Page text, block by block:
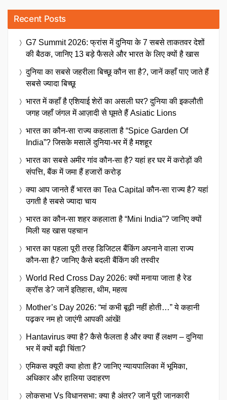
Recent Posts
G7 Summit 2026: फ्रांस में दुनिया के 7 सबसे ताकतवर देशों
की बैठक, जानिए 13 बड़े फैसले और भारत के लिए क्यों है खास
दुनिया का सबसे जहरीला बिच्छू कौन सा है?, जानें कहाँ पाए जाते हैं
सबसे ज्यादा बिच्छू
भारत में कहाँ है एशियाई शेरों का असली घर? दुनिया की इकलौती
जगह जहाँ जंगल में आज़ादी से घूमते हैं Asiatic Lions
भारत का कौन-सा राज्य कहलाता है “Spice Garden Of
India”? जिसके मसालें दुनिया-भर में है मशहूर
भारत का सबसे अमीर गांव कौन-सा है? यहां हर घर में करोड़ों की
संपत्ति, बैंक में जमा हैं हजारों करोड़
क्या आप जानते हैं भारत का Tea Capital कौन-सा राज्य है? यहां
उगती है सबसे ज्यादा चाय
भारत का कौन-सा शहर कहलाता है “Mini India”? जानिए क्यों
मिली यह खास पहचान
भारत का पहला पूरी तरह डिजिटल बैंकिंग अपनाने वाला राज्य
कौन-सा है? जानिए कैसे बदली बैंकिंग की तस्वीर
World Red Cross Day 2026: क्यों मनाया जाता है रेड
क्रॉस डे? जानें इतिहास, थीम, महत्व
Mother’s Day 2026: “मां कभी बूढ़ी नहीं होती…” ये कहानी
पढ़कर नम हो जाएंगी आपकी आंखें!
Hantavirus क्या है? कैसे फैलता है और क्या हैं लक्षण – दुनिया
भर में क्यों बढ़ी चिंता?
एमिकस क्यूरी क्या होता है? जानिए न्यायपालिका में भूमिका,
अधिकार और हालिया उदाहरण
लोकसभा Vs विधानसभा: क्या है अंतर? जानें पूरी जानकारी